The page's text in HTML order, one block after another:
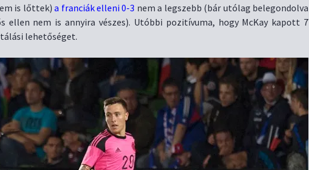
is lőttek)a franciák elleni 0-3 nem a legszebb (bár utólag belegondolva
ellen nem is annyira vészes). Utóbbi pozitívuma, hogy McKay kapott 7
lehetőséget.